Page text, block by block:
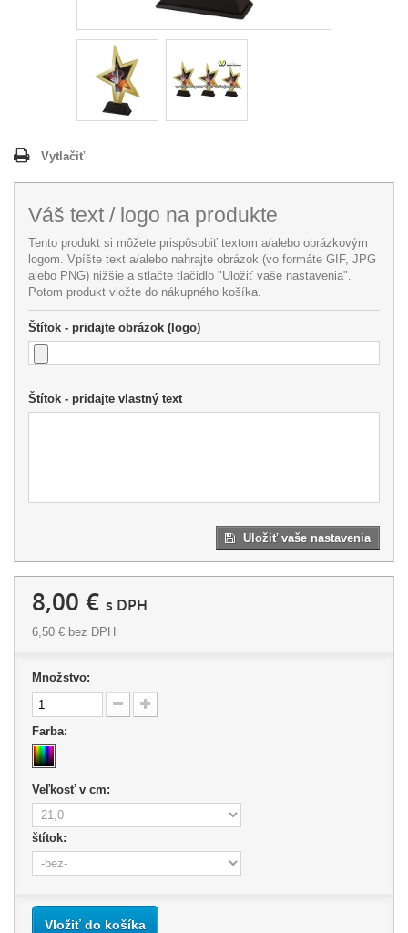
Vytlačiť
Váš text / logo na produkte
Tento produkt si môžete prispôsobiť textom a/alebo obrázkovým
logom. Vpíšte text a/alebo nahrajte obrázok (vo formáte GIF, JPG
alebo PNG) nižšie a stlačte tlačidlo "Uložiť vaše nastavenia".
Potom produkt vložte do nákupného košíka.
Štítok - pridajte obrázok (logo)
Štítok - pridajte vlastný text
Uložiť vaše nastavenia
8,00 € s DPH
6,50 € bez DPH
Množstvo:
Farba:
Veľkosť v cm:
štítok:
Vložiť do košíka